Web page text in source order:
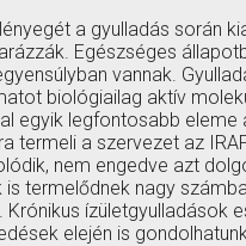
a gyulladás során
Egészséges
vannak.
biológiailag aktív
egyik legfontosabb eleme
termeli a szervezet az
nem engedve azt
termelődnek nagy
ízületgyulladások
elején is